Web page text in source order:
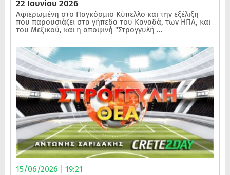
22 Ιουνίου 2026
Αφιερωμένη στο Παγκόσμιο Κύπελλο και την εξέλιξη
που παρουσιάζει στα γήπεδα του Καναδά, των ΗΠΑ, και
του Μεξικού, και η αποψινή "Στρογγυλή ...
15/06/2026 | 19:21